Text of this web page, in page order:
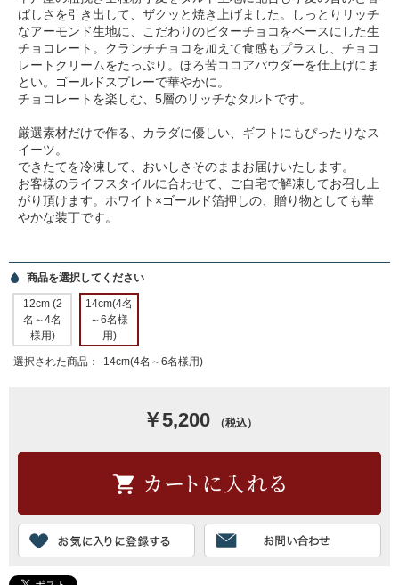
ばしさを引き出して、ザクッと焼き上げました。しっとりリッチ
なアーモンド生地に、こだわりのビターチョコをベースにした生
チョコレート。クランチチョコを加えて食感もプラスし、チョコ
レートクリームをたっぷり。ほろ苦ココアパウダーを仕上げにま
とい。ゴールドスプレーで華やかに。
チョコレートを楽しむ、5層のリッチなタルトです。
厳選素材だけで作る、カラダに優しい、ギフトにもぴったりなス
イーツ。
できたてを冷凍して、おいしさそのままお届けいたします。
お客様のライフスタイルに合わせて、ご自宅で解凍してお召し上
がり頂けます。ホワイト×ゴールド箔押しの、贈り物としても華
やかな装丁です。
商品を選択してください
12cm (2
名～4名
様用)
14cm(4名
～6名様
用)
選択された商品： 14cm(4名～6名様用)
￥5,200 （税込）